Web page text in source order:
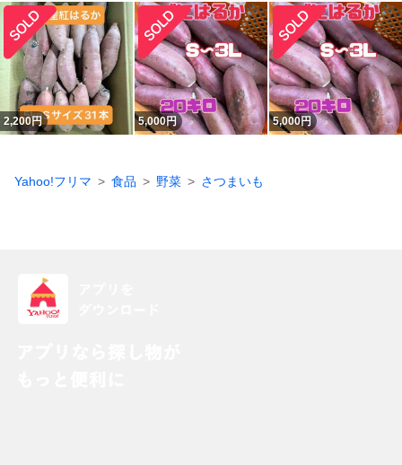
2,200円 5,000円 5,000円
Yahoo!フリマ 食品 野菜 さつまいも